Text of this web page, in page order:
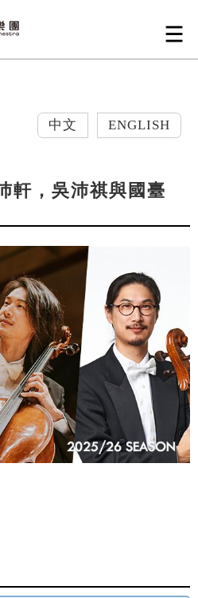
中文 ENGLISH
軒，吳沛祺與國臺